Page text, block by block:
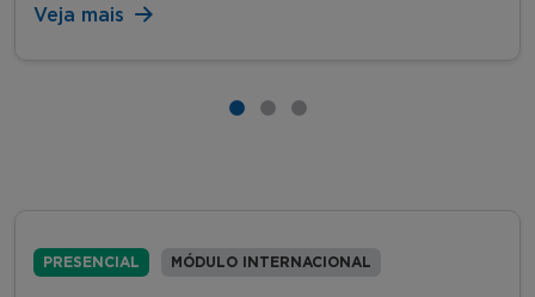
Veja mais
PRESENCIAL MÓDULO INTERNACIONAL